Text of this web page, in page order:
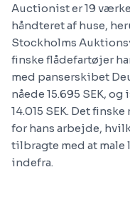
Auctionist er 19
håndteret af huse,
Stockholms
finske flådefartøjer
med panserskibet
nåede 15.695 SEK,
14.015 SEK. Det
for hans arbejde,
tilbragte med at
indefra.